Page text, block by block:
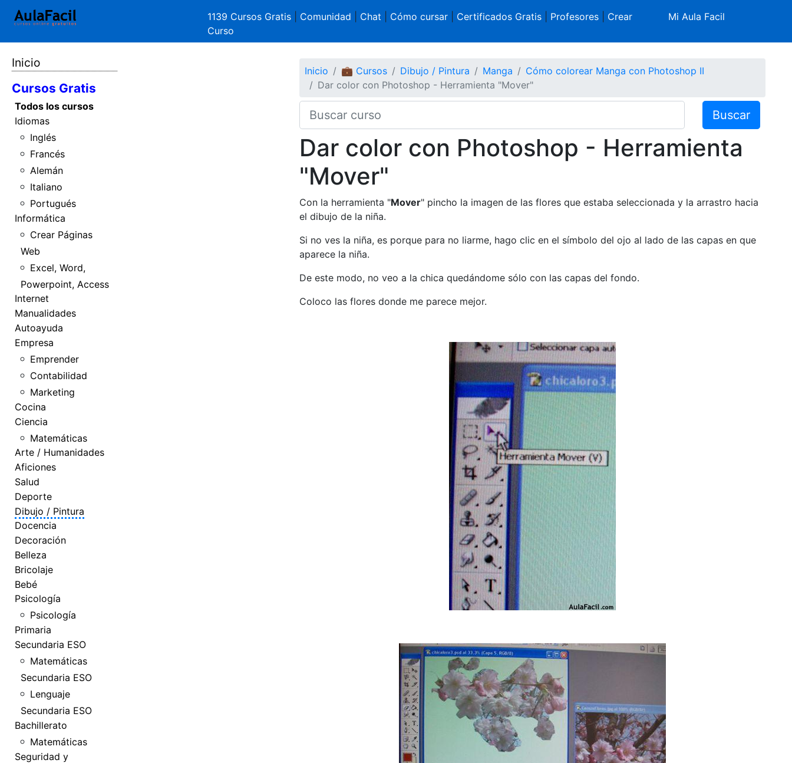
1139 Cursos Gratis Comunidad Chat Cómo cursar| Certificados Gratis| Profesores| Crear
Curso
Mi Aula Facil
Inicio
Cursos Gratis
Todos los cursos
Idiomas
Inglés
Francés
Alemán
Italiano
Portugués
Informática
Crear Páginas
Web
Excel, Word,
Powerpoint, Access
Internet
Manualidades
Autoayuda
Empresa
Emprender
Contabilidad
Marketing
Cocina
Ciencia
Matemáticas
Arte / Humanidades
Aficiones
Salud
Deporte
Dibujo / Pintura
Docencia
Decoración
Belleza
Bricolaje
Bebé
Psicología
Psicología
Primaria
Secundaria ESO
Matemáticas
Secundaria ESO
Lenguaje
Secundaria ESO
Bachillerato
Matemáticas
Seguridad y
Inicio 💼 Cursos Dibujo / Pintura Manga
Cómo colorear Manga con Photoshop II
Dar color con Photoshop - Herramienta "Mover"
Buscar
Dar color con Photoshop - Herramienta
"Mover"
Con la herramienta "Mover" pincho la imagen de las flores que estaba seleccionada y la arrastro hacia
el dibujo de la niña.
Si no ves la niña, es porque para no liarme, hago clic en el símbolo del ojo al lado de las capas en que
aparece la niña.
De este modo, no veo a la chica quedándome sólo con las capas del fondo.
Coloco las flores donde me parece mejor.